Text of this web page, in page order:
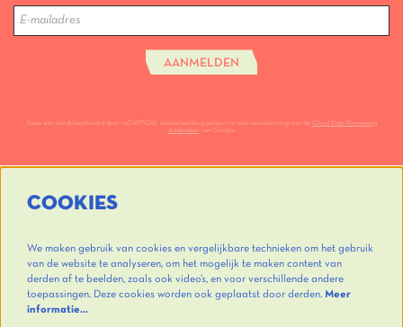
AANMELDEN
Deze site wordt beschermd door reCAPTCHA, dataverwerking gebeurt in overeenstemming met de Cloud Data Processing
Addendum van Google.
COOKIES
We maken gebruik van cookies en vergelijkbare technieken om het gebruik
van de website te analyseren, om het mogelijk te maken content van
derden af te beelden, zoals ook video’s, en voor verschillende andere
toepassingen. Deze cookies worden ook geplaatst door derden. Meer
informatie…